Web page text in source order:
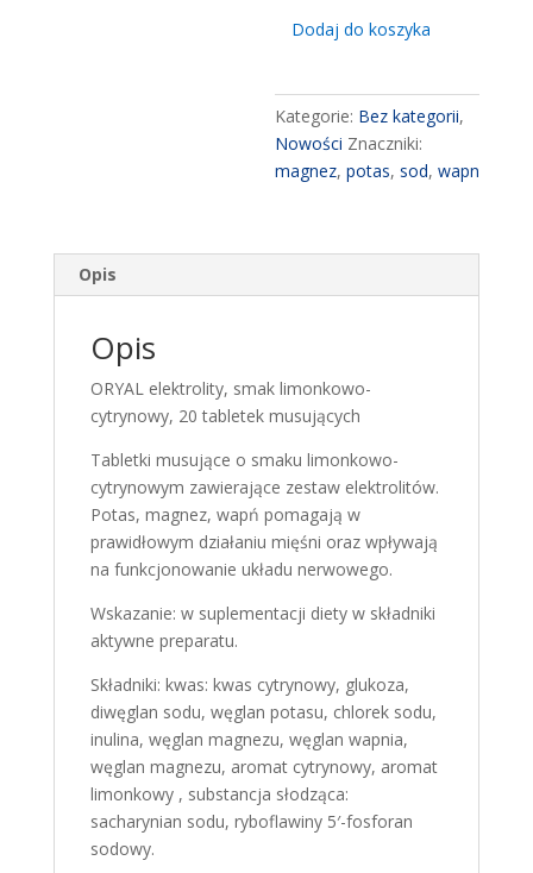
ilość
smak
limonkowo-
Dodaj do koszyka
Kategorie: Bez kategorii,
Nowości Znaczniki:
magnez,potas,sod,wapn
Opis
Opis
ORYAL elektrolity, smak limonkowo-
cytrynowy, 20 tabletek musujących
Tabletki musujące o smaku limonkowo-
cytrynowym zawierające zestaw elektrolitów.
Potas, magnez, wapń pomagają w
prawidłowym działaniu mięśni oraz wpływają
na funkcjonowanie układu nerwowego.
Wskazanie: w suplementacji diety w składniki
aktywne preparatu.
Składniki: kwas: kwas cytrynowy, glukoza,
diwęglan sodu, węglan potasu, chlorek sodu,
inulina, węglan magnezu, węglan wapnia,
węglan magnezu, aromat cytrynowy, aromat
limonkowy , substancja słodząca:
sacharynian sodu, ryboflawiny 5′-fosforan
sodowy.